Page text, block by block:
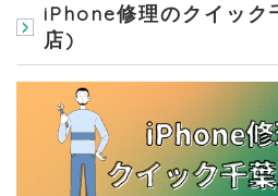
iPhone修理のクイック
店)